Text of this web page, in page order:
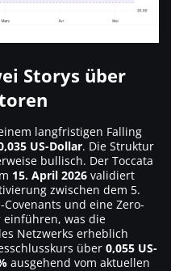
Storys über
langfristigen Falling
US-Dollar. Die Struktur
bullisch. Der Toccata
15. April 2026 validiert
zwischen dem 5.
und eine Zero-
einführen, was die
Netzwerks erheblich
über 0,055 US-
ausgehend vom aktuellen